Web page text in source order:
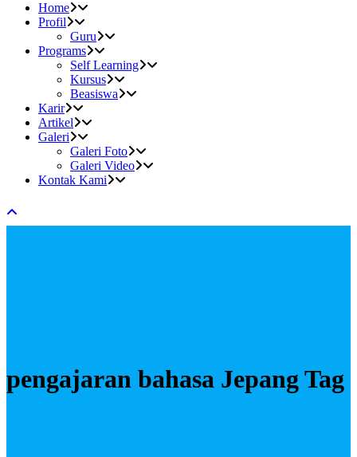
Home
Profil
Guru
Programs
Self Learning
Kursus
Beasiswa
Karir
Artikel
Galeri
Galeri Foto
Galeri Video
Kontak Kami
pengajaran bahasa Jepang Tag